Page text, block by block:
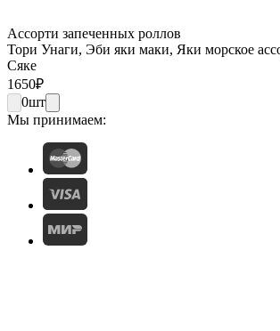
Ассорти запеченных роллов
Тори Унаги, Эби яки маки, Яки морское
Сяке
1650₽
0шт
Мы принимаем: